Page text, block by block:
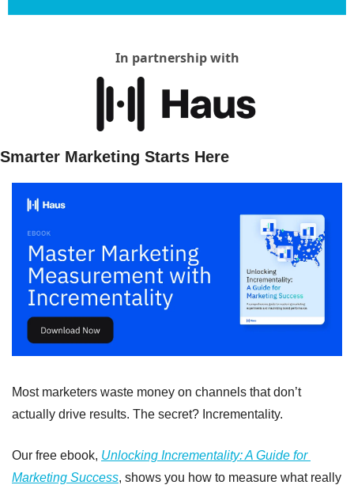
In partnership with
Smarter Marketing Starts Here
Most marketers waste money on channels that don’t
actually drive results. The secret? Incrementality.
Our free ebook, Unlocking Incrementality: A Guide for
Marketing Success, shows you how to measure what really